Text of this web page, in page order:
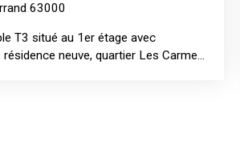
63000
T3 situé au 1er étage avec
résidence neuve, quartier Les Carmes